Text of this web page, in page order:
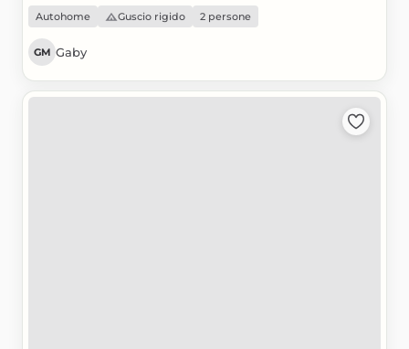
Autohome Guscio rigido 2 persone
GM Gaby